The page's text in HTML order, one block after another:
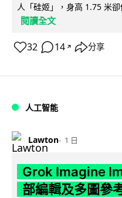
人「硅姬」，身高 1.75 米
閱讀全文
32 14 ↗ 分享
人工智能
Lawton 1 日
Grok Imagine
部編輯及多圖參